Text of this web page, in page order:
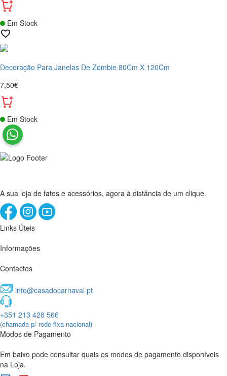
Em Stock
Decoração Para Janelas De Zombie 80Cm X 120Cm
7,50€
Em Stock
A sua loja de fatos e acessórios, agora à distância de um clique.
Links Úteis
Informações
Contactos
info@casadocarnaval.pt
+351 213 428 566
(chamada p/ rede fixa nacional)
Modos de Pagamento
Em baixo pode consultar quais os modos de pagamento disponíveis
na Loja.